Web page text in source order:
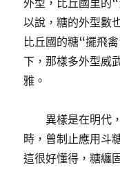
外型，比丘國里的
以說，糖的外型數
比丘國的糖“擺飛
下，那樣多外型威
雅。
異樣是在明代
時，曾制止應用斗
這很好懂得，糖纏